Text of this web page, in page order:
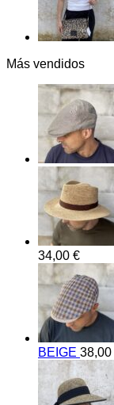
Más vendidos
34,00 €
BEIGE 38,00